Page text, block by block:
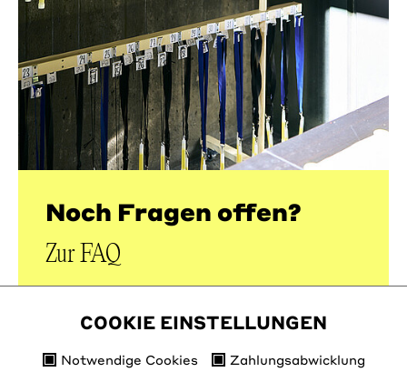
COOKIE EINSTELLUNGEN
Notwendige Cookies Zahlungsabwicklung
Noch Fragen offen?
Zur FAQ
MEHR INFO